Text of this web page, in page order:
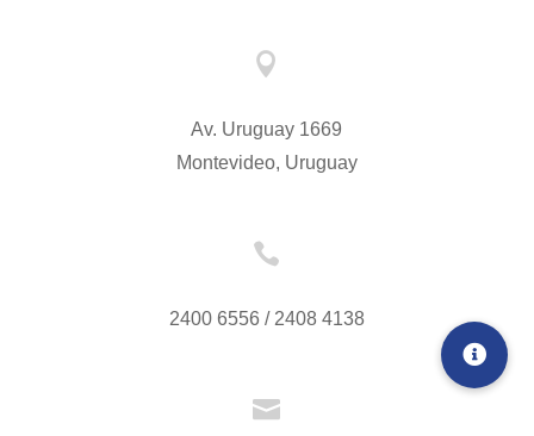

Av. Uruguay 1669
Montevideo, Uruguay

2400 6556 / 2408 4138
